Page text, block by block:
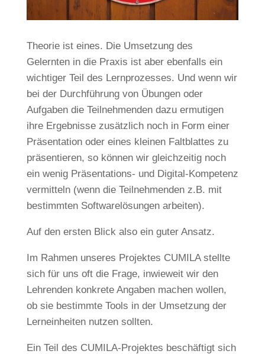
Theorie ist eines. Die Umsetzung des
Gelernten in die Praxis ist aber ebenfalls ein
wichtiger Teil des Lernprozesses. Und wenn wir
bei der Durchführung von Übungen oder
Aufgaben die Teilnehmenden dazu ermutigen
ihre Ergebnisse zusätzlich noch in Form einer
Präsentation oder eines kleinen Faltblattes zu
präsentieren, so können wir gleichzeitig noch
ein wenig Präsentations- und Digital-Kompetenz
vermitteln (wenn die Teilnehmenden z.B. mit
bestimmten Softwarelösungen arbeiten).
Auf den ersten Blick also ein guter Ansatz.
Im Rahmen unseres Projektes CUMILA stellte
sich für uns oft die Frage, inwieweit wir den
Lehrenden konkrete Angaben machen wollen,
ob sie bestimmte Tools in der Umsetzung der
Lerneinheiten nutzen sollten.
Ein Teil des CUMILA-Projektes beschäftigt sich